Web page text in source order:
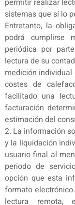
permitir realizar
sistemas que sí lo
Entretanto, la
podrá cumplirse
periódica por
lectura de su
medición individual
costes de
facilitado una
facturación
estimación del
2. La información
y la liquidación
usuario final al
periodo de
opción que esta
formato
lectura remota,